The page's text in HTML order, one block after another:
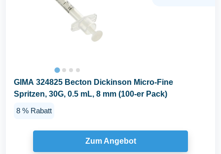
GIMA 324825 Becton Dickinson Micro-Fine
Spritzen, 30G, 0.5 mL, 8 mm (100-er Pack)
8 % Rabatt
Zum Angebot